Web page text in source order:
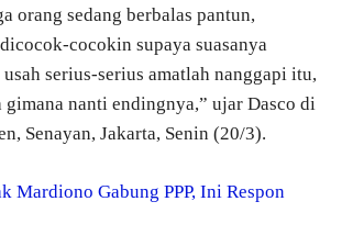
orang sedang berbalas pantun,
cocokin supaya suasanya
serius-serius amatlah nanggapi itu,
nanti endingnya,” ujar Dasco di
Senayan, Jakarta, Senin (20/3).
Mardiono Gabung PPP, Ini Respon